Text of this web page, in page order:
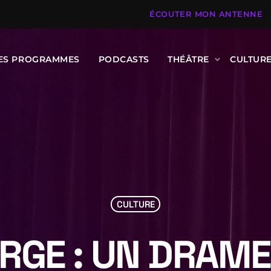
ÉCOUTER MON ANTENNE
PROGRAMMES PODCASTS THÉÂTRE
CULTURE
: UN